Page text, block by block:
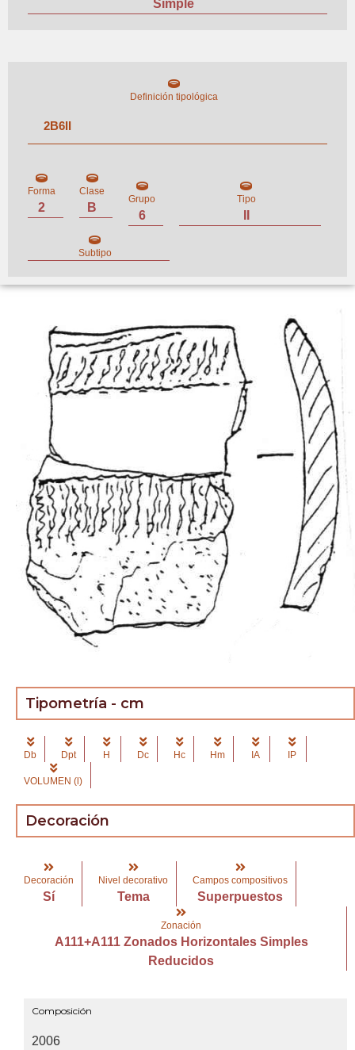
Simple
Definición tipológica
2B6II
Forma
2
Clase
B
Grupo
6
Tipo
Subtipo
Tipometría - cm
Db Dpt H Dc Hc Hm IA IP
VOLUMEN (l)
Decoración
Decoración
Sí
Nivel decorativo
Tema
Campos compositivos
Superpuestos
Zonación
A111+A111 Zonados Horizontales Simples
Reducidos
Composición
2006